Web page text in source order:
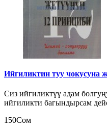
Ийгиликтин туу чокусуна
Сиз ийгиликтүү адам
ийгиликти багындырсам
150Сом